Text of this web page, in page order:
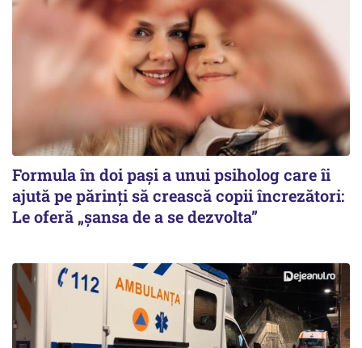
Formula în doi pași a unui psiholog care îi
ajută pe părinți să crească copii încrezători:
Le oferă „șansa de a se dezvolta”